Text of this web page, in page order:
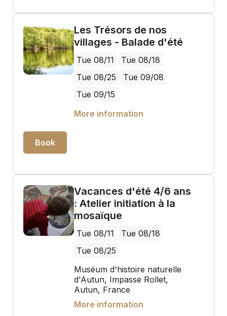
Les Trésors de nos
villages - Balade d'été
Tue 08/11
Tue 08/18
Tue 08/25
Tue 09/08
Tue 09/15
More information
Book
Vacances d'été 4/6 ans
: Atelier initiation à la
mosaïque
Tue 08/11
Tue 08/18
Tue 08/25
Muséum d'histoire naturelle
d'Autun, Impasse Rollet,
Autun, France
More information